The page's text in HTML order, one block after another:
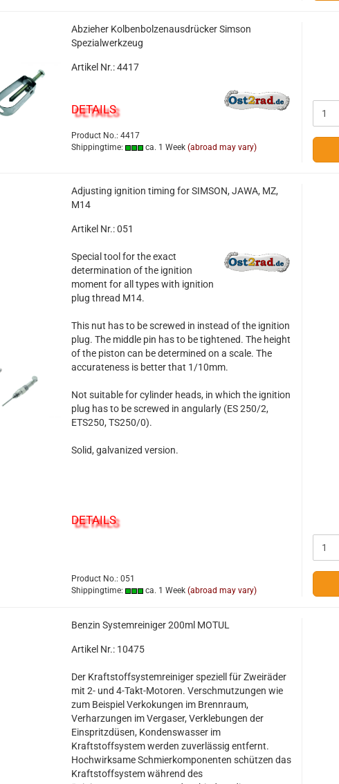
Abzieher Kolbenbolzenausdrücker Simson
Spezialwerkzeug
Artikel Nr.: 4417
DETAILS
Product No.: 4417
Shippingtime:
ca. 1 Week (abroad may vary)
Adjusting ignition timing for SIMSON, JAWA, MZ,
M14
Artikel Nr.: 051
Special tool for the exact
determination of the ignition
moment for all types with ignition
plug thread M14.
This nut has to be screwed in instead of the ignition
plug. The middle pin has to be tightened. The height
of the piston can be determined on a scale. The
accurateness is better that 1/10mm.
Not suitable for cylinder heads, in which the ignition
plug has to be screwed in angularly (ES 250/2,
ETS250, TS250/0).
Solid, galvanized version.
DETAILS
Product No.: 051
Shippingtime:
ca. 1 Week (abroad may vary)
Benzin Systemreiniger 200ml MOTUL
Artikel Nr.: 10475
Der Kraftstoffsystemreiniger speziell für Zweiräder
mit 2- und 4-Takt-Motoren. Verschmutzungen wie
zum Beispiel Verkokungen im Brennraum,
Verharzungen im Vergaser, Verklebungen der
Einspritzdüsen, Kondenswasser im
Kraftstoffsystem werden zuverlässig entfernt.
Hochwirksame Schmierkomponenten schützen das
Kraftstoffsystem während des